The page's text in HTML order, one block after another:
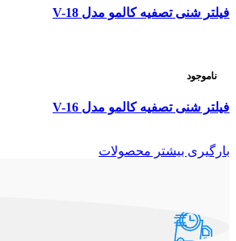
فیلتر شنی تصفیه کالمو مدل V-18
ناموجود
فیلتر شنی تصفیه کالمو مدل V-16
بارگیری بیشتر محصولات